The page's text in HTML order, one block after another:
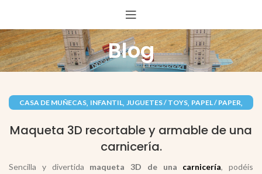
Blog
CASA DE MUÑECAS, INFANTIL, JUGUETES / TOYS, PAPEL / PAPER,
Maqueta 3D recortable y armable de una
carnicería.
Sencilla y divertida maqueta 3D de una carnicería, podéis